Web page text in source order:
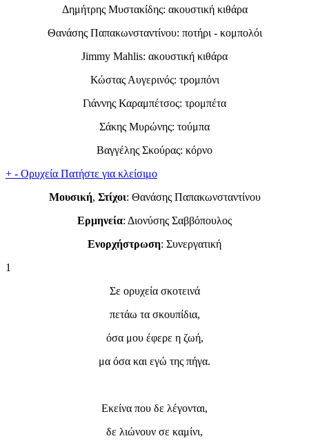
Δημήτρης Μυστακίδης: ακουστική κιθάρα
Θανάσης Παπακωνσταντίνου: ποτήρι - κομπολόι
Jimmy Mahlis: ακουστική κιθάρα
Κώστας Αυγερινός: τρομπόνι
Γιάννης Καραμπέτσος: τρομπέτα
Σάκης Μυρώνης: τούμπα
Βαγγέλης Σκούρας: κόρνο
+ - Ορυχεία Πατήστε για κλείσιμο
Μουσική, Στίχοι: Θανάσης Παπακωνσταντίνου
Ερμηνεία: Διονύσης Σαββόπουλος
Ενορχήστρωση: Συνεργατική
1
Σε ορυχεία σκοτεινά
πετάω τα σκουπίδια,
όσα μου έφερε η ζωή,
μα όσα και εγώ της πήγα.
Εκείνα που δε λέγονται,
δε λιώνουν σε καμίνι,